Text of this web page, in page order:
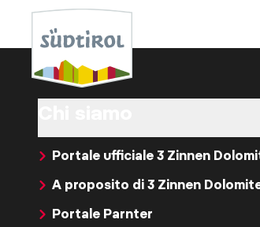
Portale ufficiale 3 Zinnen
A proposito di 3 Zinnen
Portale Parnter